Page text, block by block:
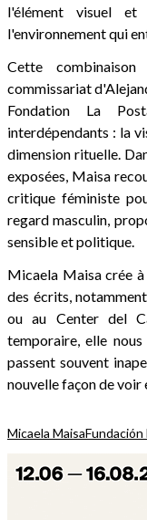
l'élément visuel
l'environnement qui
Cette
commissariat
Fondation La
interdépendants : la
dimension rituelle.
exposées, Maisa
critique féministe
regard masculin,
sensible et politique.
Micaela Maisa crée
des écrits,
ou au Center del
temporaire, elle
passent souvent
nouvelle façon de voir
Micaela MaisaFundación